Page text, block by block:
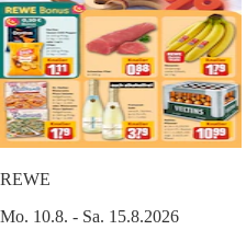
REWE
Mo. 10.8. - Sa. 15.8.2026